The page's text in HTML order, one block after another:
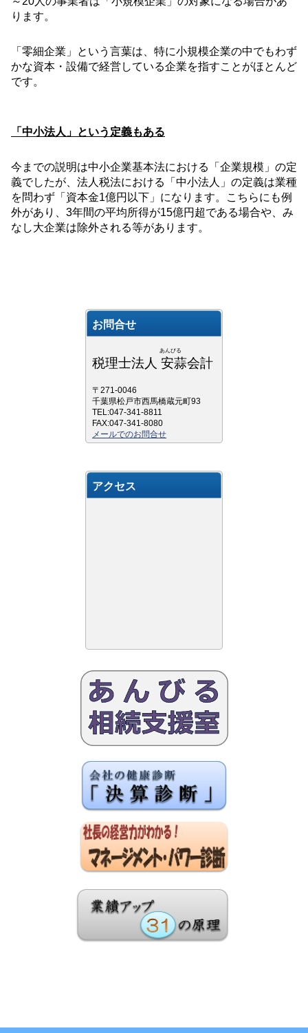
ります。
「零細企業」という言葉は、特に小規模企業の中でもわず
かな資本・設備で経営している企業を指すことがほとんど
です。
「中小法人」という定義もある
今までの説明は中小企業基本法における「企業規模」の定
義でしたが、法人税法における「中小法人」の定義は業種
を問わず「資本金1億円以下」になります。こちらにも例
外があり、 3年間の平均所得が15億円超である場合や、み
なし大企業は除外される等があります。
お問合せ
あんびる
税理士法人 安蒜会計
〒271-0046
千葉県松戸市西馬橋蔵元町93
TEL:047-341-8811
FAX:047-341-8080
メールでのお問合せ
アクセス